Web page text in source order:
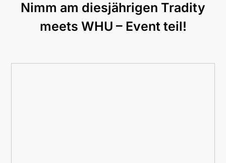
Nimm am diesjährigen Tradity
meets WHU – Event teil!